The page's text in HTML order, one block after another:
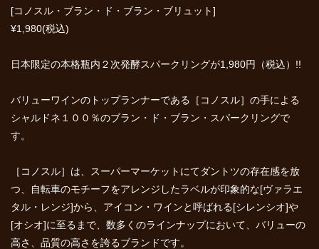
[コノスル・ブラン・ド・ブラン・ブリュット]
¥1,980(税込)
日本限定の本格瓶内２次発酵スパークリングが1,980円（税込）!!
バリューワインのトップランナーである［コノスル］の手による
シャルドネ１００％のブラン・ド・ブラン・スパークリングで
す。
［コノスル］は、スーパーマーケットにてダントツの存在感を放
つ、自転車のモチーフをアレンジしたラベルが印象的な[ヴァラエ
タル・レンジ]から、アイコン・ワインと呼ばれる[シレンシオ]や
[オシオ]に至るまで、数多くのラインナップにおいて、バリューの
高さ、品質の高さを誇るブランドです。